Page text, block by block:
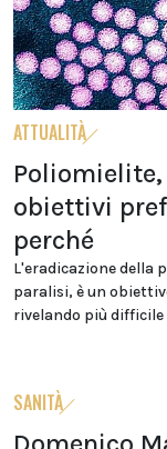
ATTUALITÀ
obiettivi
perché
L'eradicazione della
paralisi, è un
rivelando più difficile
SANITÀ